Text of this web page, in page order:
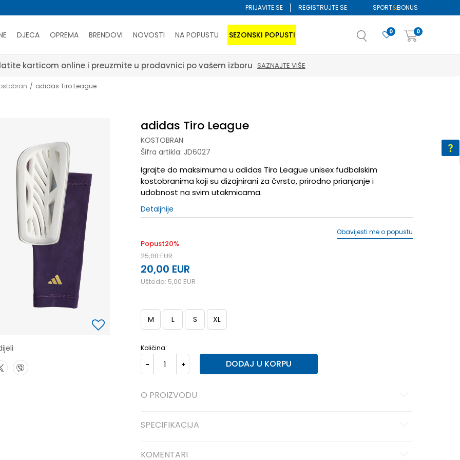
SPORT&BONUS
PRIJAVITE SE REGISTRUJTE SE
DJECA OPREMA BRENDOVI NOVOSTI NA POPUSTU SEZONSKI POPUSTI 0
0
Platite karticom online i preuzmite u prodavnici po vašem izboru SAZNAJTE VIŠE
adidas Tiro League
adidas Tiro League
KOSTOBRAN
Šifra artikla: JD6027
Igrajte do maksimuma u adidas Tiro League unisex fudbalskim
kostobranima koji su dizajnirani za čvrsto, prirodno prianjanje i
udobnost na svim utakmicama.
Detaljnije
Popust20%
25,00EUR
20,00 EUR
Ušteda: 5,00 EUR
Obavijesti me o popustu
M L S XL
Količina:
DODAJ U KORPU
O PROIZVODU
SPECIFIKACIJA
KOMENTARI